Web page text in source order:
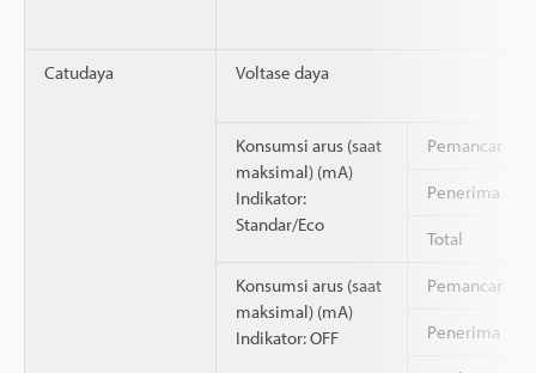
Catudaya Voltase daya
Konsumsi arus (saat
maksimal) (mA)
Indikator:
Standar/Eco
Pemancar
Penerima
Total
Konsumsi arus (saat
maksimal) (mA)
Indikator: OFF
Pemancar
Penerima